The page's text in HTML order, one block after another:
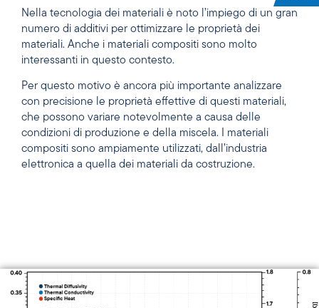
Nella tecnologia dei materiali è noto l’impiego di un gran
numero di additivi per ottimizzare le proprietà dei
materiali. Anche i materiali compositi sono molto
interessanti in questo contesto.
Per questo motivo è ancora più importante analizzare
con precisione le proprietà effettive di questi materiali,
che possono variare notevolmente a causa delle
condizioni di produzione e della miscela. I materiali
compositi sono ampiamente utilizzati, dall’industria
elettronica a quella dei materiali da costruzione.